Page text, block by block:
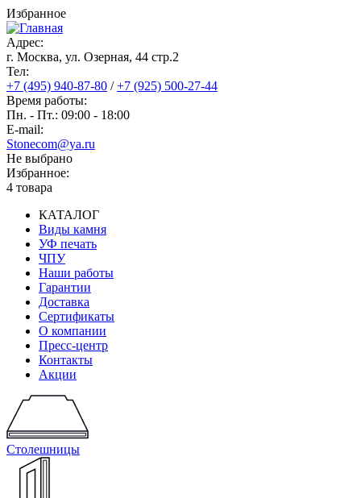
Перейти
к
основному
содержанию
Избранное
Адрес:
г. Москва, ул. Озерная, 44 cтр.2
Тел:
+7 (495) 940-87-80 /+7 (925) 500-27-44
Время работы:
Пн. - Пт.: 09:00 - 18:00
E-mail:
Stonecom@ya.ru
Не выбрано
Избранное:
4 товара
Основная
навигация
КАТАЛОГ
Виды камня
УФ печать
ЧПУ
Наши работы
Гарантии
Доставка
Сертификаты
О компании
Пресс-центр
Контакты
Акции
Столешницы